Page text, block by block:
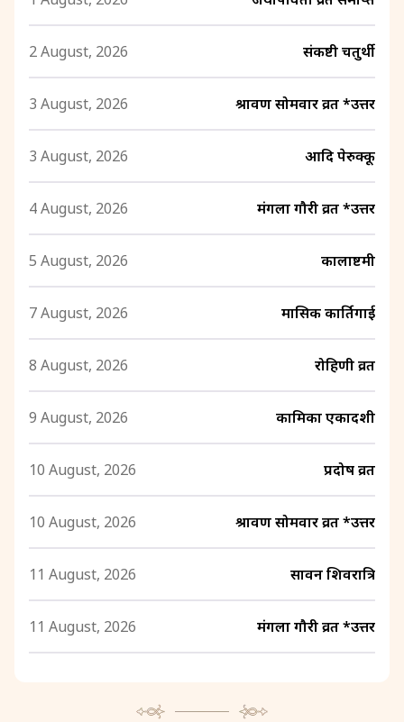
2 August, 2026 संकष्टी चतुर्थी
3 August, 2026 श्रावण सोमवार व्रत *उत्तर
3 August, 2026 आदि पेरुक्कू
4 August, 2026 मंगला गौरी व्रत *उत्तर
5 August, 2026 कालाष्टमी
7 August, 2026 मासिक कार्तिगाई
8 August, 2026 रोहिणी व्रत
9 August, 2026 कामिका एकादशी
10 August, 2026 प्रदोष व्रत
10 August, 2026 श्रावण सोमवार व्रत *उत्तर
11 August, 2026 सावन शिवरात्रि
11 August, 2026 मंगला गौरी व्रत *उत्तर